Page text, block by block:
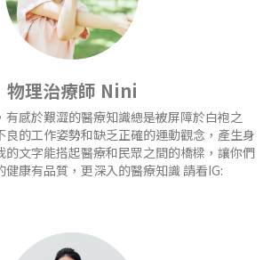
物理治療師 Nini
有感於艱澀的醫療知識總是被屏障於白袍之
良的工作姿勢和缺乏正確的運動觀念，產生身
的文字能搭起醫療和民眾之間的橋樑，讓你們
康有品質，更深入的醫療知識 請看IG: